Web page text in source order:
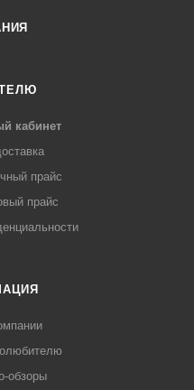
кабинет
прайс
прайс
обзоры